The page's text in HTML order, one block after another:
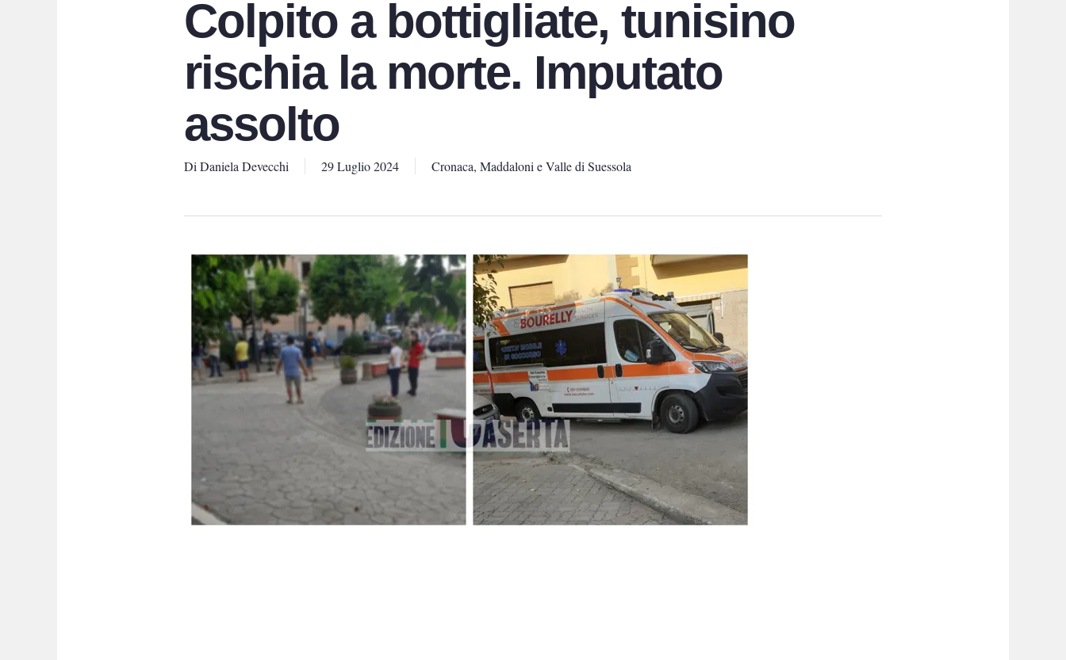
Colpito a bottigliate, tunisino
rischia la morte. Imputato
assolto
Di Daniela Devecchi 29 Luglio 2024 Cronaca, Maddaloni e Valle di Suessola